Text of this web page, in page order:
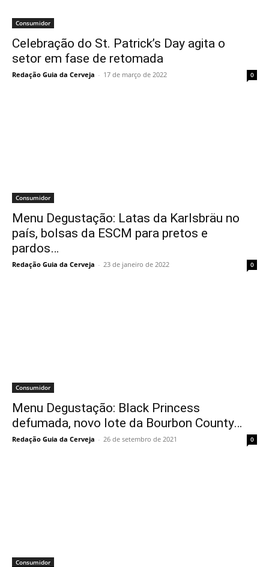
Consumidor
Celebração do St. Patrick’s Day agita o
setor em fase de retomada
Redação Guia da Cerveja - 17 de março de 2022 0
Consumidor
Menu Degustação: Latas da Karlsbräu no
país, bolsas da ESCM para pretos e
pardos…
Redação Guia da Cerveja - 23 de janeiro de 2022 0
Consumidor
Menu Degustação: Black Princess
defumada, novo lote da Bourbon County…
Redação Guia da Cerveja - 26 de setembro de 2021 0
Consumidor